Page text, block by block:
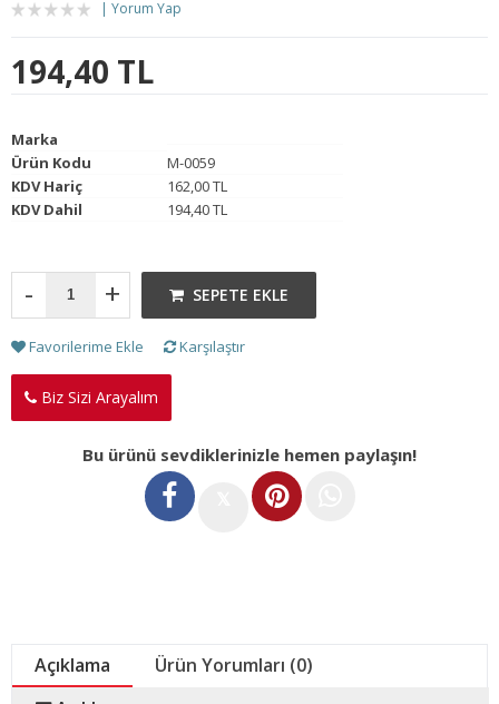
Yorum Yap
194,40 TL
Marka
Ürün Kodu
M-0059
KDV Hariç
162,00 TL
KDV Dahil
194,40 TL
- + SEPETE EKLE
Favorilerime Ekle Karşılaştır
Biz Sizi Arayalım
Bu ürünü sevdiklerinizle hemen paylaşın!
Açıklama
Ürün Yorumları (0)